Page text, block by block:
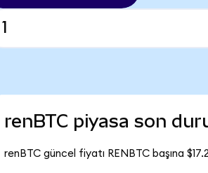
renBTC piyasa son
renBTC güncel fiyatı RENBTC başına